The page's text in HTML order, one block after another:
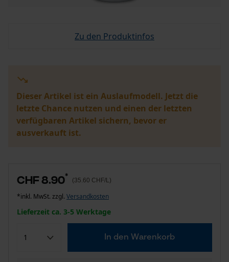
Zu den Produktinfos
Dieser Artikel ist ein Auslaufmodell. Jetzt die
letzte Chance nutzen und einen der letzten
verfügbaren Artikel sichern, bevor er
ausverkauft ist.
CHF 8.90*
(35.60 CHF/L)
*inkl. MwSt. zzgl. Versandkosten
Lieferzeit ca. 3-5 Werktage
In den Warenkorb